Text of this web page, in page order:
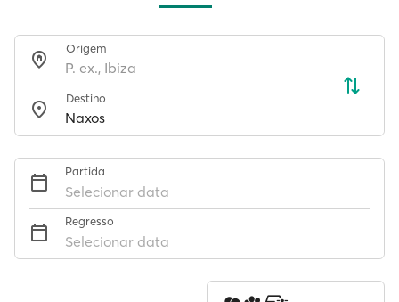
Origem
Destino
Partida
Selecionar data
Regresso
Selecionar data